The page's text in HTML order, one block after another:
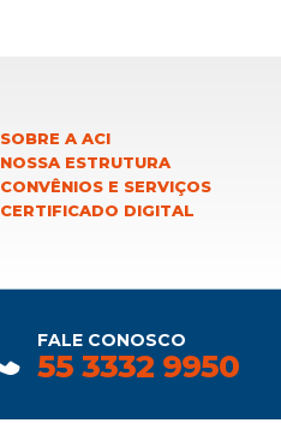
SOBRE A ACI
NOSSA ESTRUTURA
CONVÊNIOS E SERVIÇOS
CERTIFICADO DIGITAL
FALE CONOSCO
55 3332 9950